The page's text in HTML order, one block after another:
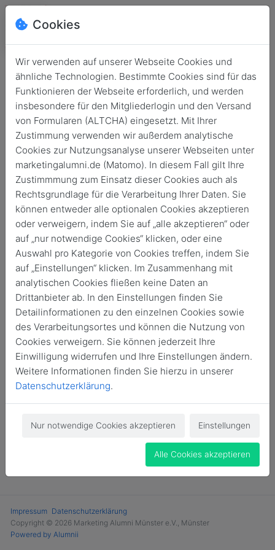
Login
Keine Zugangsdaten?
Login
Jetzt Mitglied werden
Impressum Datenschutzerklärung
Copyright © 2026 Marketing Alumni Münster e.V., Münster
Powered by Alumnii
Cookies
Wir verwenden auf unserer Webseite Cookies und
ähnliche Technologien. Bestimmte Cookies sind für das
Funktionieren der Webseite erforderlich, und werden
insbesondere für den Mitgliederlogin und den Versand
von Formularen (ALTCHA) eingesetzt. Mit Ihrer
Zustimmung verwenden wir außerdem analytische
Cookies zur Nutzungsanalyse unserer Webseiten unter
marketingalumni.de (Matomo). In diesem Fall gilt Ihre
Zustimmmung zum Einsatz dieser Cookies auch als
Rechtsgrundlage für die Verarbeitung Ihrer Daten. Sie
können entweder alle optionalen Cookies akzeptieren
oder verweigern, indem Sie auf „alle akzeptieren“ oder
auf „nur notwendige Cookies“ klicken, oder eine
Auswahl pro Kategorie von Cookies treffen, indem Sie
auf „Einstellungen“ klicken. Im Zusammenhang mit
analytischen Cookies fließen keine Daten an
Drittanbieter ab. In den Einstellungen finden Sie
Detailinformationen zu den einzelnen Cookies sowie
des Verarbeitungsortes und können die Nutzung von
Cookies verweigern. Sie können jederzeit Ihre
Einwilligung widerrufen und Ihre Einstellungen ändern.
Weitere Informationen finden Sie hierzu in unserer
Datenschutzerklärung.
Nur notwendige Cookies akzeptieren Einstellungen
Alle Cookies akzeptieren